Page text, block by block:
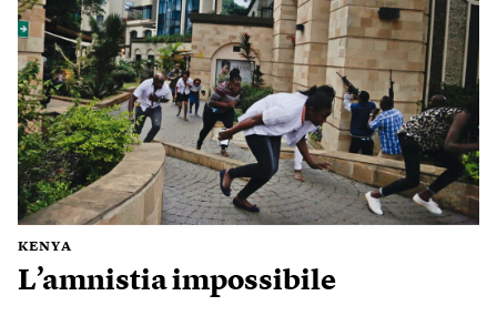
KENYA
L’amnistia impossibile